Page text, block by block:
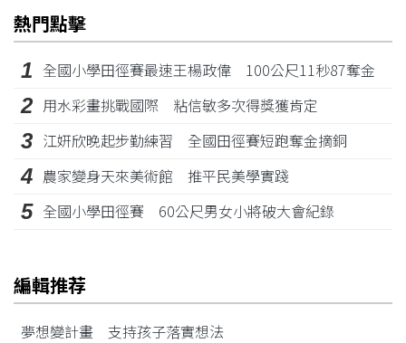
熱門點擊
1 全國小學田徑賽最速王楊政偉 100公尺11秒87奪金
2 用水彩畫挑戰國際 粘信敏多次得獎獲肯定
3 江姸欣晚起步勤練習 全國田徑賽短跑奪金摘銅
4 農家變身天來美術館 推平民美學實踐
5 全國小學田徑賽 60公尺男女小將破大會紀錄
編輯推荐
夢想變計畫 支持孩子落實想法